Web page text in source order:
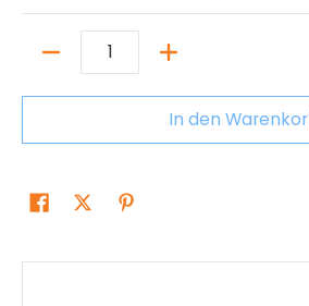
Menge
In den